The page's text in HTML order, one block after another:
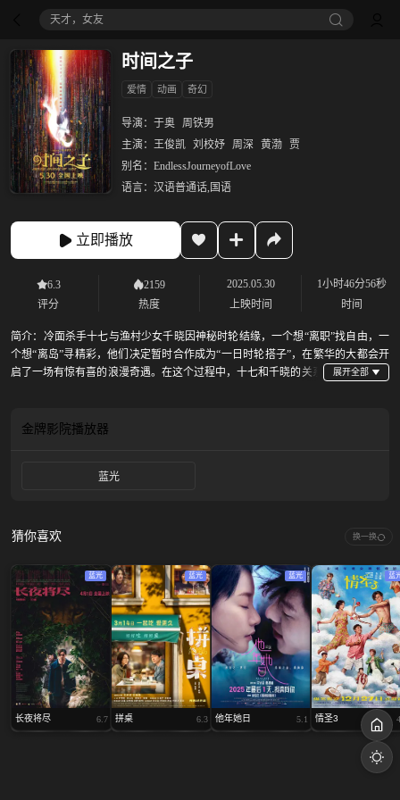
天才，女友
时间之子
爱情 动画 奇幻
导演： 于奥 周铁男
主演： 王俊凯 刘校妤 周深 黄渤
贾
别名： EndlessJourneyofLove
语言： 汉语普通话,国语
立即播放
6.3
评分
2159
热度
2025.05.30
上映时间
1小时46分56秒
时间
简介： 冷面杀手十七与渔村少女千晓因神秘时轮结缘，一个想“离职”找自由，一
个想“离岛”寻精彩，他们决定暂时合作成为“一日时轮搭子”，在繁华的大都会开
启了一场有惊有喜的浪漫奇遇。在这个过程中，十七和千晓的关系
金牌影院播放器
蓝光
猜你喜欢 换一换
蓝光
长夜将尽 6.7
蓝光
拼桌 6.3
蓝光
他年她日 5.1
蓝
情圣3